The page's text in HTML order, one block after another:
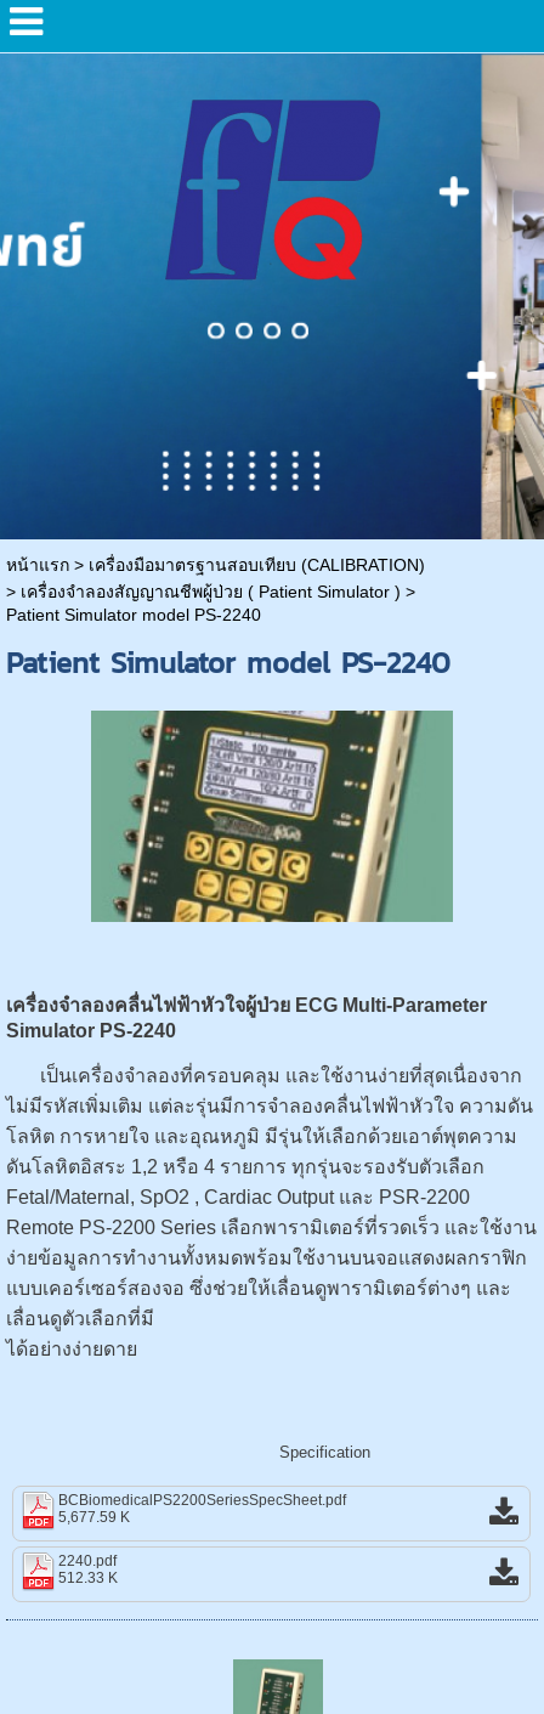
หน้าแรก> เครื่องมือมาตรฐานสอบเทียบ (CALIBRATION)
> เครื่องจำลองสัญญาณชีพผู้ป่วย ( Patient Simulator ) >
Patient Simulator model PS-2240
Patient Simulator model PS-2240
เครื่องจำลองคลื่นไฟฟ้าหัวใจผู้ป่วย ECG Multi-Parameter
Simulator PS-2240
เป็นเครื่องจำลองที่ครอบคลุม และใช้งานง่ายที่สุดเนื่องจาก
ไม่มีรหัสเพิ่มเติม แต่ละรุ่นมีการจำลองคลื่นไฟฟ้าหัวใจ ความดัน
โลหิต การหายใจ และอุณหภูมิ มีรุ่นให้เลือกด้วยเอาต์พุตความ
ดันโลหิตอิสระ 1,2 หรือ 4 รายการ ทุกรุ่นจะรองรับตัวเลือก
Fetal/Maternal, SpO2 , Cardiac Output และ PSR-2200
Remote PS-2200 Series เลือกพารามิเตอร์ที่รวดเร็ว และใช้งาน
ง่ายข้อมูลการทำงานทั้งหมดพร้อมใช้งานบนจอแสดงผลกราฟิก
แบบเคอร์เซอร์สองจอ ซึ่งช่วยให้เลื่อนดูพารามิเตอร์ต่างๆ และ
เลื่อนดูตัวเลือกที่มี
ได้อย่างง่ายดาย
Specification
BCBiomedicalPS2200SeriesSpecSheet.pdf
5,677.59 K
2240.pdf
512.33 K